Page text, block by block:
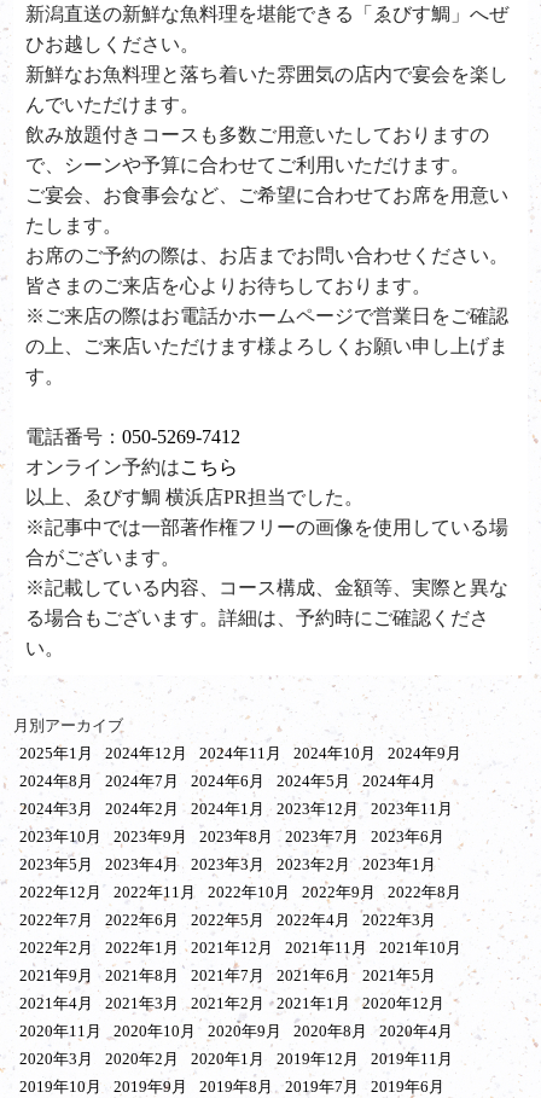
新潟直送の新鮮な魚料理を堪能できる「ゑびす鯛」へぜ
ひお越しください。
新鮮なお魚料理と落ち着いた雰囲気の店内で宴会を楽し
んでいただけます。
飲み放題付きコースも多数ご用意いたしておりますの
で、シーンや予算に合わせてご利用いただけます。
ご宴会、お食事会など、ご希望に合わせてお席を用意い
たします。
お席のご予約の際は、お店までお問い合わせください。
皆さまのご来店を心よりお待ちしております。
※ご来店の際はお電話かホームページで営業日をご確認
の上、ご来店いただけます様よろしくお願い申し上げま
す。
電話番号：050-5269-7412
オンライン予約はこちら
以上、ゑびす鯛 横浜店PR担当でした。
※記事中では一部著作権フリーの画像を使用している場
合がございます。
※記載している内容、コース構成、金額等、実際と異な
る場合もございます。詳細は、予約時にご確認くださ
い。
月別アーカイブ
2025年1月
2024年12月 2024年11月 2024年10月
2024年9月
2024年8月
2024年7月 2024年6月 2024年5月
2024年4月
2024年3月
2024年2月 2024年1月 2023年12月
2023年11月
2023年10月
2023年9月 2023年8月 2023年7月
2023年6月
2023年5月
2023年4月 2023年3月 2023年2月
2023年1月
2022年12月
2022年11月 2022年10月 2022年9月
2022年8月
2022年7月
2022年6月 2022年5月 2022年4月
2022年3月
2022年2月
2022年1月 2021年12月 2021年11月
2021年10月
2021年9月
2021年8月 2021年7月 2021年6月
2021年5月
2021年4月
2021年3月 2021年2月 2021年1月
2020年12月
2020年11月
2020年10月 2020年9月 2020年8月
2020年4月
2020年3月
2020年2月 2020年1月 2019年12月
2019年11月
2019年10月
2019年9月 2019年8月 2019年7月
2019年6月